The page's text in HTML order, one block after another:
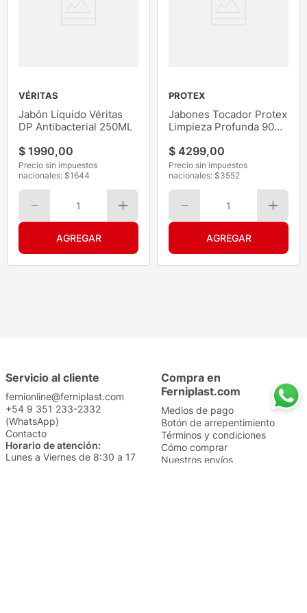
VÉRITAS
Jabón Líquido Véritas
DP Antibacterial 250ML
$ 1990,00
Precio sin impuestos
nacionales: $1644
1
PROTEX
Jabones Tocador Protex
Limpieza Profunda 90G
$ 4299,00
Precio sin impuestos
nacionales: $3552
1
Servicio al cliente
fernionline@ferniplast.com
+54 9 351 233-2332
(WhatsApp)
Contacto
Horario de atención:
Lunes a Viernes de 8:30 a 17
Compra en
Ferniplast.com
Medios de pago
Botón de arrepentimiento
Términos y condiciones
Cómo comprar
Nuestros envíos